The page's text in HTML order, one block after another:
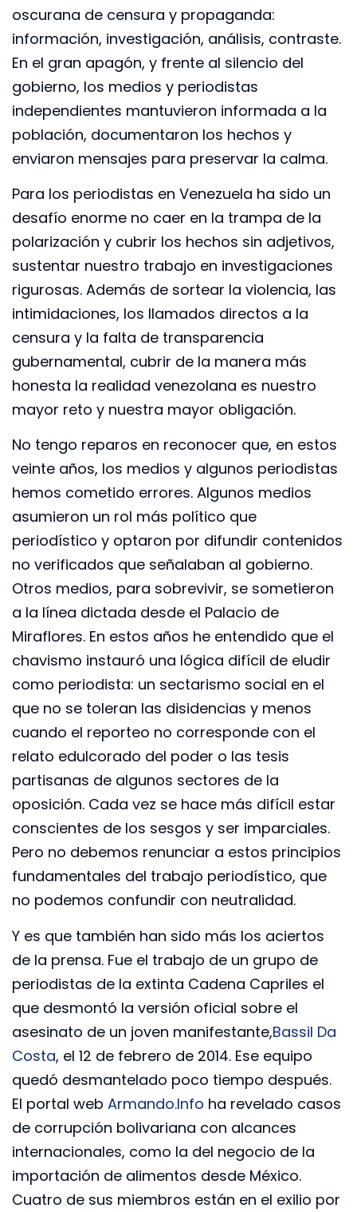
oscurana de censura y propaganda:
información, investigación, análisis, contraste.
En el gran apagón, y frente al silencio del
gobierno, los medios y periodistas
independientes mantuvieron informada a la
población, documentaron los hechos y
enviaron mensajes para preservar la calma.
Para los periodistas en Venezuela ha sido un
desafío enorme no caer en la trampa de la
polarización y cubrir los hechos sin adjetivos,
sustentar nuestro trabajo en investigaciones
rigurosas. Además de sortear la violencia, las
intimidaciones, los llamados directos a la
censura y la falta de transparencia
gubernamental, cubrir de la manera más
honesta la realidad venezolana es nuestro
mayor reto y nuestra mayor obligación.
No tengo reparos en reconocer que, en estos
veinte años, los medios y algunos periodistas
hemos cometido errores. Algunos medios
asumieron un rol más político que
periodístico y optaron por difundir contenidos
no verificados que señalaban al gobierno.
Otros medios, para sobrevivir, se sometieron
a la línea dictada desde el Palacio de
Miraflores. En estos años he entendido que el
chavismo instauró una lógica difícil de eludir
como periodista: un sectarismo social en el
que no se toleran las disidencias y menos
cuando el reporteo no corresponde con el
relato edulcorado del poder o las tesis
partisanas de algunos sectores de la
oposición. Cada vez se hace más difícil estar
conscientes de los sesgos y ser imparciales.
Pero no debemos renunciar a estos principios
fundamentales del trabajo periodístico, que
no podemos confundir con neutralidad.
Y es que también han sido más los aciertos
de la prensa. Fue el trabajo de un grupo de
periodistas de la extinta Cadena Capriles el
que desmontó la versión oficial sobre el
asesinato de un joven manifestante,Bassil Da
Costa, el 12 de febrero de 2014. Ese equipo
quedó desmantelado poco tiempo después.
El portal web Armando.Info ha revelado casos
de corrupción bolivariana con alcances
internacionales, como la del negocio de la
importación de alimentos desde México.
Cuatro de sus miembros están en el exilio por